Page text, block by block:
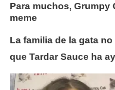
Para muchos, Grumpy
meme
La familia de la gata
que Tardar Sauce ha